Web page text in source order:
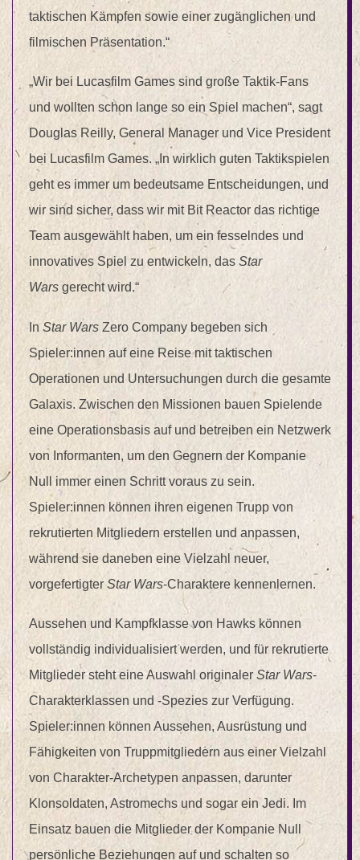
taktischen Kämpfen sowie einer zugänglichen und
filmischen Präsentation.“
„Wir bei Lucasfilm Games sind große Taktik-Fans
und wollten schon lange so ein Spiel machen“, sagt
Douglas Reilly, General Manager und Vice President
bei Lucasfilm Games. „In wirklich guten Taktikspielen
geht es immer um bedeutsame Entscheidungen, und
wir sind sicher, dass wir mit Bit Reactor das richtige
Team ausgewählt haben, um ein fesselndes und
innovatives Spiel zu entwickeln, das Star
Wars gerecht wird.“
In Star Wars Zero Company begeben sich
Spieler:innen auf eine Reise mit taktischen
Operationen und Untersuchungen durch die gesamte
Galaxis. Zwischen den Missionen bauen Spielende
eine Operationsbasis auf und betreiben ein Netzwerk
von Informanten, um den Gegnern der Kompanie
Null immer einen Schritt voraus zu sein.
Spieler:innen können ihren eigenen Trupp von
rekrutierten Mitgliedern erstellen und anpassen,
während sie daneben eine Vielzahl neuer,
vorgefertigter Star Wars-Charaktere kennenlernen.
Aussehen und Kampfklasse von Hawks können
vollständig individualisiert werden, und für rekrutierte
Mitglieder steht eine Auswahl originaler Star Wars-
Charakterklassen und -Spezies zur Verfügung.
Spieler:innen können Aussehen, Ausrüstung und
Fähigkeiten von Truppmitgliedern aus einer Vielzahl
von Charakter-Archetypen anpassen, darunter
Klonsoldaten, Astromechs und sogar ein Jedi. Im
Einsatz bauen die Mitglieder der Kompanie Null
persönliche Beziehungen auf und schalten so